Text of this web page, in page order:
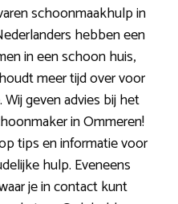
schoonmaakhulp in
hebben een
in een schoon huis,
meer tijd over voor
geven advies bij het
in Ommeren!
tips en informatie voor
hulp. Eveneens
je in contact kunt